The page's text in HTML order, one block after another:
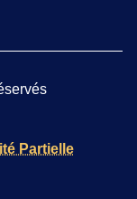
Partielle